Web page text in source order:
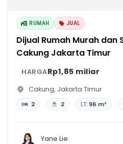
RUMAH JUAL
Dijual Rumah Murah
Cakung Jakarta Timur
HARGARp1,85 miliar
Cakung, Jakarta Timur
2 2 LT: 96 m²
Yane Lie